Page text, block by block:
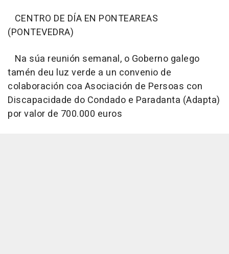
CENTRO DE DÍA EN PONTEAREAS
(PONTEVEDRA)
Na súa reunión semanal, o Goberno galego
tamén deu luz verde a un convenio de
colaboración coa Asociación de Persoas con
Discapacidade do Condado e Paradanta (Adapta)
por valor de 700.000 euros